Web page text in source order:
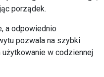
porządek.
a odpowiednio
pozwala na szybki
w codziennej